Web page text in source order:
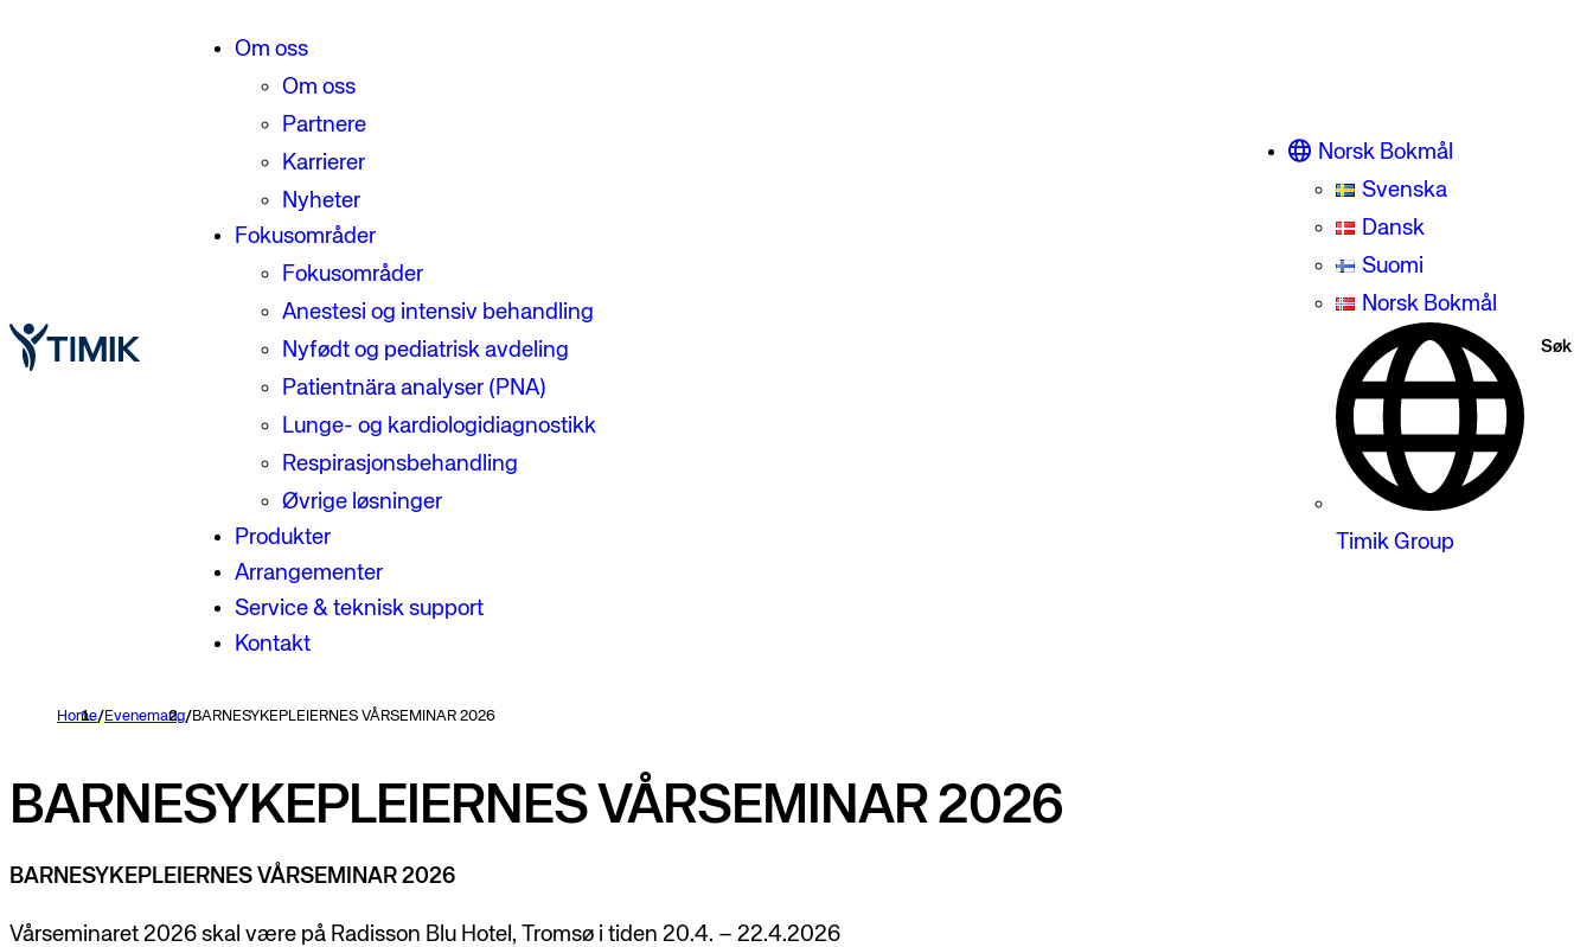
Om oss
Om oss
Partnere
Karrierer
Nyheter
Fokusområder
Fokusområder
Anestesi og intensiv behandling
Nyfødt og pediatrisk avdeling
Patientnära analyser (PNA)
Lunge- og kardiologidiagnostikk
Respirasjonsbehandling
Øvrige løsninger
Produkter
Arrangementer
Service & teknisk support
Kontakt
Norsk Bokmål
Svenska
Dansk
Suomi
Norsk Bokmål
Timik Group
Søk
Home/Evenemang/BARNESYKEPLEIERNES VÅRSEMINAR 2026
BARNESYKEPLEIERNES VÅRSEMINAR 2026
BARNESYKEPLEIERNES VÅRSEMINAR 2026
Vårseminaret 2026 skal være på Radisson Blu Hotel, Tromsø i tiden 20.4. – 22.4.2026